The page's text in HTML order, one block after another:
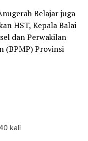
Belajar juga
HST, Kepala Balai
dan Perwakilan
(BPMP) Provinsi
kali